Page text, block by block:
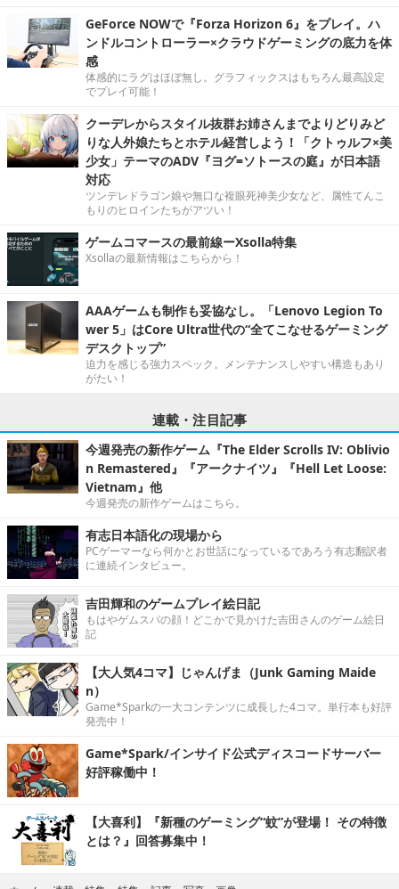
GeForce NOWで『Forza Horizon 6』をプレイ。ハ
ンドルコントローラー×クラウドゲーミングの底力を体
感
体感的にラグはほぼ無し。グラフィックスはもちろん最高設定
でプレイ可能！
クーデレからスタイル抜群お姉さんまでよりどりみど
りな人外娘たちとホテル経営しよう！「クトゥルフ×美
少女」テーマのADV『ヨグ=ソトースの庭』が日本語
対応
ツンデレドラゴン娘や無口な複眼死神美少女など、属性てんこ
もりのヒロインたちがアツい！
ゲームコマースの最前線ーXsolla特集
Xsollaの最新情報はこちらから！
AAAゲームも制作も妥協なし。「Lenovo Legion To
wer 5」はCore Ultra世代の“全てこなせるゲーミング
デスクトップ”
迫力を感じる強力スペック。メンテナンスしやすい構造もあり
がたい！
連載・注目記事
今週発売の新作ゲーム『The Elder Scrolls IV: Oblivio
n Remastered』『アークナイツ』『Hell Let Loose:
Vietnam』他
今週発売の新作ゲームはこちら。
有志日本語化の現場から
PCゲーマーなら何かとお世話になっているであろう有志翻訳者
に連続インタビュー。
吉田輝和のゲームプレイ絵日記
もはやゲムスパの顔！どこかで見かけた吉田さんのゲーム絵日
記
【大人気4コマ】じゃんげま（Junk Gaming Maide
n）
Game*Sparkの一大コンテンツに成長した4コマ。単行本も好評
発売中！
Game*Spark/インサイド公式ディスコードサーバー
好評稼働中！
【大喜利】『新種のゲーミング“蚊”が登場！ その特徴
とは？』回答募集中！